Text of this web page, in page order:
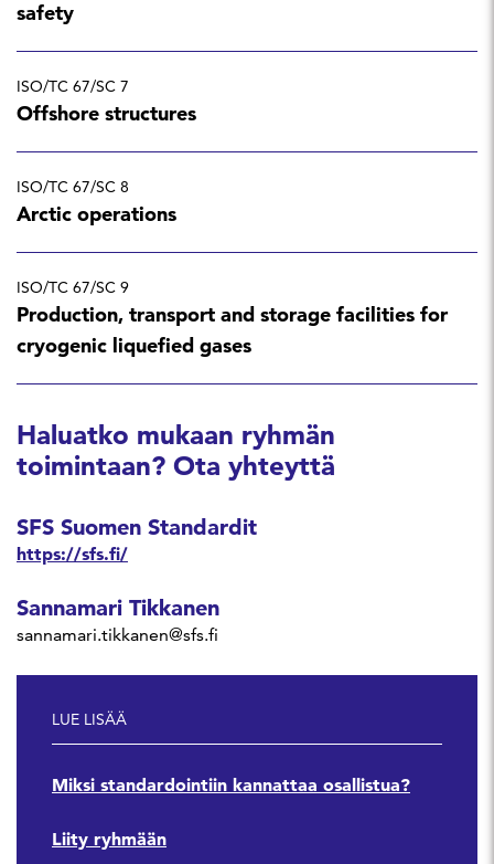
safety
ISO/TC 67/SC 7
Offshore structures
ISO/TC 67/SC 8
Arctic operations
ISO/TC 67/SC 9
Production, transport and storage facilities for
cryogenic liquefied gases
Haluatko mukaan ryhmän
toimintaan? Ota yhteyttä
SFS Suomen Standardit
https://sfs.fi/
Sannamari Tikkanen
sannamari.tikkanen@sfs.fi
LUE LISÄÄ
Miksi standardointiin kannattaa osallistua?
Liity ryhmään